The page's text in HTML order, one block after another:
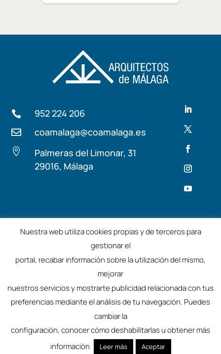
 952 224 206
 coamalaga@coamalaga.es

Palmeras del Limonar, 31
29016, Málaga
Términos y condiciones
©2025 – Colegio de Arquitectos de Málaga
Nuestra web utiliza cookies propias y de terceros para
gestionar el
portal, recabar información sobre la utilización del mismo,
mejorar
nuestros servicios y mostrarte publicidad relacionada con tus
preferencias mediante el análisis de tu navegación. Puedes
cambiar la
configuración, conocer cómo deshabilitarlas u obtener más
información
Leer más Aceptar